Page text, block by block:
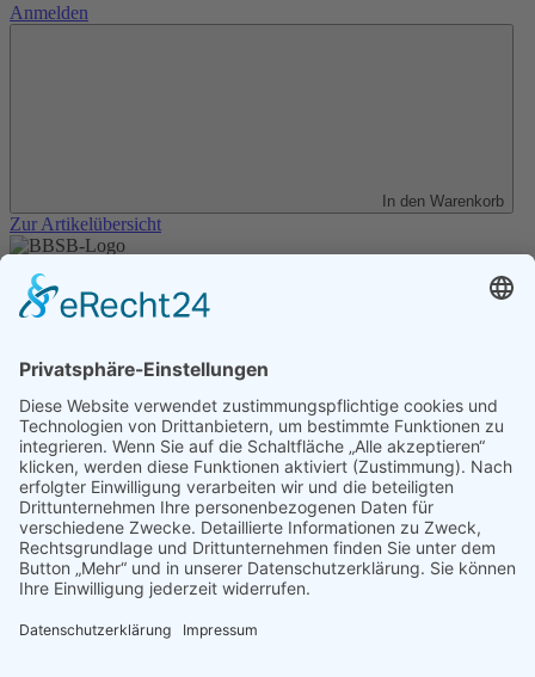
Anmelden
In den Warenkorb
Zur Artikelübersicht
Unser Angebot
Shop
Datenschutz
Kontakt
Transparenzerklärung
BBSB-Inform: täglich aktualisierte Infos
für sehbehinderte und blinde Menschen
Anmeldung Newsletter BBSB-Inform
Unser Newsletter für Unterstützer